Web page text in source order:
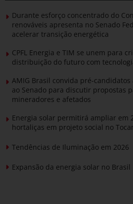
Durante esforço concentrado do
renováveis apresenta no Senado
acelerar transição energética
CPFL Energia e TIM se unem para
distribuição do futuro com
AMIG Brasil convida pré-
ao Senado para discutir propostas
mineradores e afetados
Energia solar permitirá ampliar em
hortaliças em projeto social no
Tendências de Iluminação em 2026
Expansão da energia solar no Brasil